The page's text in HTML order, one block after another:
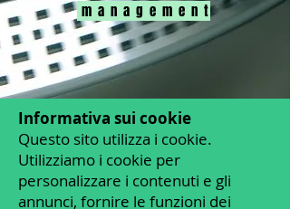
m a n a g e m e n t
Informativa sui cookie
Questo sito utilizza i cookie.
Utilizziamo i cookie per
personalizzare i contenuti e gli
annunci, fornire le funzioni dei